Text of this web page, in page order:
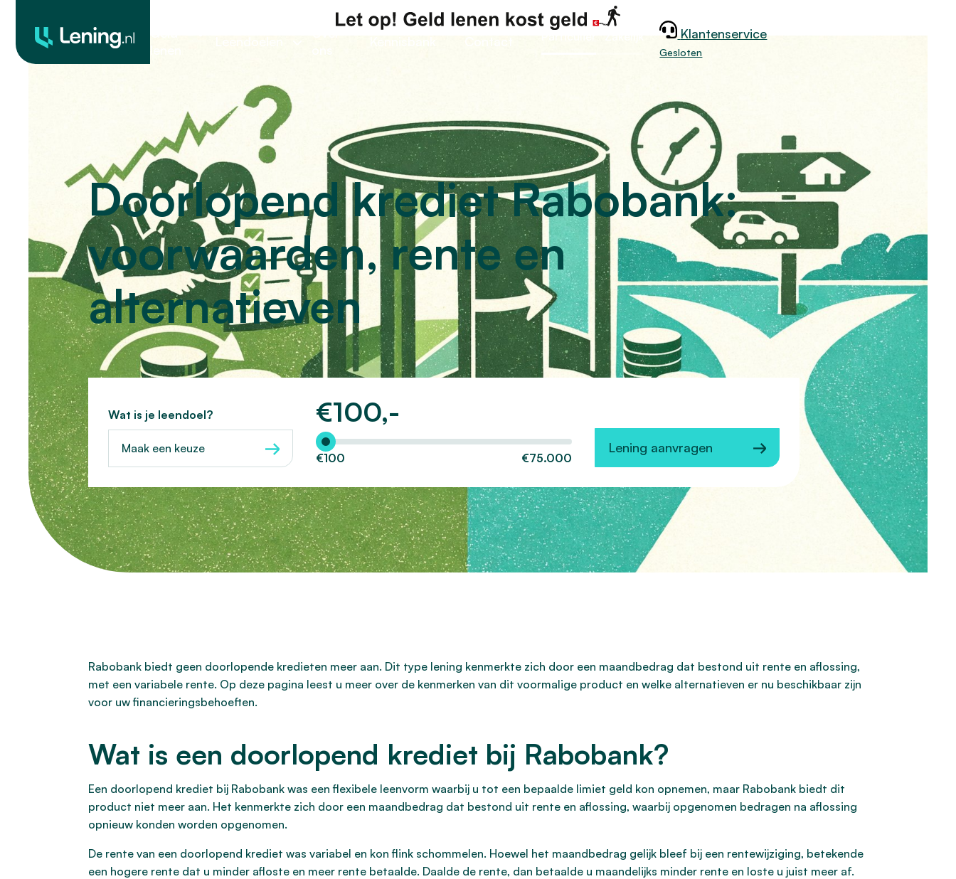
Klantenservice
Gesloten
Doorlopend krediet Rabobank:
voorwaarden, rente en
alternatieven
Wat is je leendoel?
Maak een keuze
€100,-
Hoeveel wilt u lenen?
€100 €75.000
Lening aanvragen
Rabobank biedt geen doorlopende kredieten meer aan. Dit type lening kenmerkte zich door een maandbedrag dat bestond uit rente en aflossing,
met een variabele rente. Op deze pagina leest u meer over de kenmerken van dit voormalige product en welke alternatieven er nu beschikbaar zijn
voor uw financieringsbehoeften.
Wat is een doorlopend krediet bij Rabobank?
Een doorlopend krediet bij Rabobank was een flexibele leenvorm waarbij u tot een bepaalde limiet geld kon opnemen, maar Rabobank biedt dit
product niet meer aan. Het kenmerkte zich door een maandbedrag dat bestond uit rente en aflossing, waarbij opgenomen bedragen na aflossing
opnieuw konden worden opgenomen.
De rente van een doorlopend krediet was variabel en kon flink schommelen. Hoewel het maandbedrag gelijk bleef bij een rentewijziging, betekende
een hogere rente dat u minder afloste en meer rente betaalde. Daalde de rente, dan betaalde u maandelijks minder rente en loste u juist meer af.